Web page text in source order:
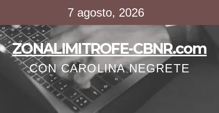
contenido
7 agosto, 2026
ZONALIMITROFE-CBNR.com
CON CAROLINA NEGRETE